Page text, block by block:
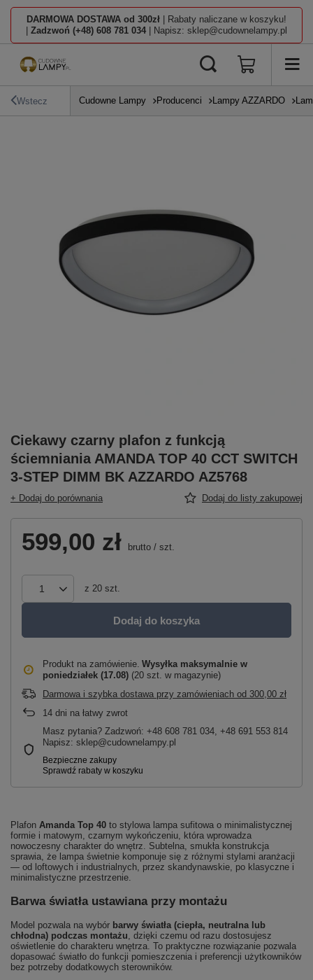
DARMOWA DOSTAWA od 300zł | Rabaty naliczane w koszyku!
Zadzwoń (+48) 608 781 034 | Napisz: sklep@cudownelampy.pl
Wstecz Cudowne Lampy Producenci Lampy AZZARDO
Ciekawy czarny plafon z funkcją
ściemniania AMANDA TOP 40 CCT SWITCH
3-STEP DIMM BK AZZARDO AZ5768
+ Dodaj do porównania Dodaj do listy zakupowej
599,00 zł brutto / szt.
z 20 szt.
Dodaj do koszyka
Produkt na zamówienie Wysyłka maksymalnie w
poniedziałek (17.08) (20 szt. w magazynie)
Darmowa i szybka dostawa przy zamówieniach od 300,00 zł
14 dni na łatwy zwrot
Masz pytania? Zadzwoń: +48 608 781 034, +48 691 553 814
Napisz: sklep@cudownelampy.pl
Plafon Amanda Top 40 to stylowa lampa sufitowa o minimalistycznej
formie i matowym, czarnym wykończeniu, która wprowadza
nowoczesny charakter do wnętrz. Subtelna, smukła konstrukcja
sprawia, że lampa świetnie komponuje się z różnymi stylami aranżacji
— od loftowych i industrialnych, przez skandynawskie, po klasyczne i
minimalistyczne przestrzenie.
Barwa światła ustawiana przy montażu
Model pozwala na wybór barwy światła (ciepła, neutralna lub
chłodna) podczas montażu, dzięki czemu od razu dostosujesz
oświetlenie do charakteru wnętrza. To praktyczne rozwiązanie pozwala
dopasować światło do funkcji pomieszczenia i preferencji użytkowników
bez potrzeby dodatkowych sterowników.